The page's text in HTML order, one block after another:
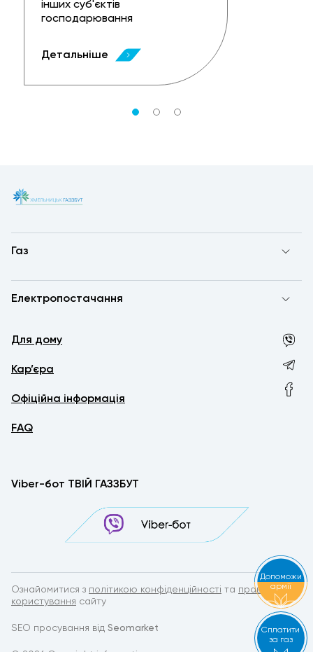
інших суб'єктів
господарювання
Детальніше
Газ
Електропостачання
Для дому
Кар’єра
Офіційна інформація
FAQ
Viber-бот ТВІЙ ГАЗЗБУТ
Ознайомитися з політикою конфіденційності та правилами
користування сайту
SEO просування від Seomarket
Сплатити
за газ
Допоможи
армії